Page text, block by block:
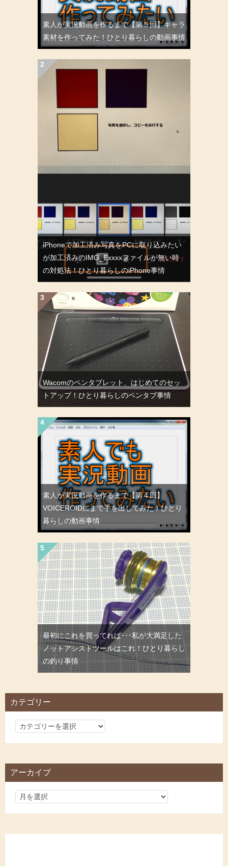
素人が実況動画を作るまで【第５回】キャラ
素材を作ってみた！ひとり暮らしの動画事情
iPhoneで加工済み写真をPCに取り込みたい
が加工済みのIMG_Exxxxファイルが無い時
の対処法！ひとり暮らしのiPhone事情
Wacomのペンタブレット、はじめてのセッ
トアップ！ひとり暮らしのペンタブ事情
素人が実況動画を作るまで【第４回】
VOICEROIDにまで手を出してみた！ひとり
暮らしの動画事情
最初にこれを買ってれば･･･私が大満足した
ノットアシストツールはこれ！ひとり暮らし
の釣り事情
カテゴリー
カ
リ
アーカイブ